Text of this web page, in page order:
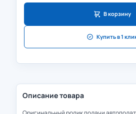
В корзину
Купить в 1
Описание товара